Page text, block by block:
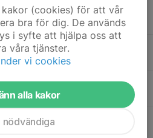
Mattias Adielsson
kakor (cookies) för att vår
bra för dig. De används
i syfte att hjälpa oss att
våra tjänster.
vi cookies
alla kakor
nödvändiga